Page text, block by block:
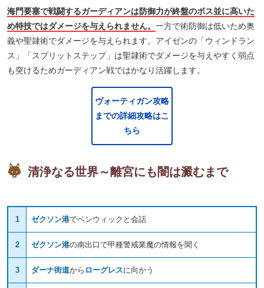
海門要塞で戦闘するガーディアンは防御力が終盤のボス並に高いた
め特技ではダメージを与えられません。 一方で術防御は低いため奥
義や聖隷術でダメージを与えられます。アイゼンの「ウィンドラン
ス」「スプリットステップ」は聖隷術でダメージを与えやすく弱点
も突けるためガーディアン戦ではかなり活躍します。
ヴォーティガン攻略
までの詳細攻略はこ
ちら
清浄なる世界～離宮にも闇は澱むまで
1 ゼクソン港でベンウィックと会話
2 ゼクソン港の南出口で甲種警戒業魔の情報を聞く
3 ダーナ街道から ローグレスに向かう